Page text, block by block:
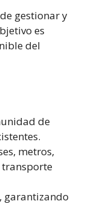
gestionar y
es
del
de
metros,
transporte
garantizando